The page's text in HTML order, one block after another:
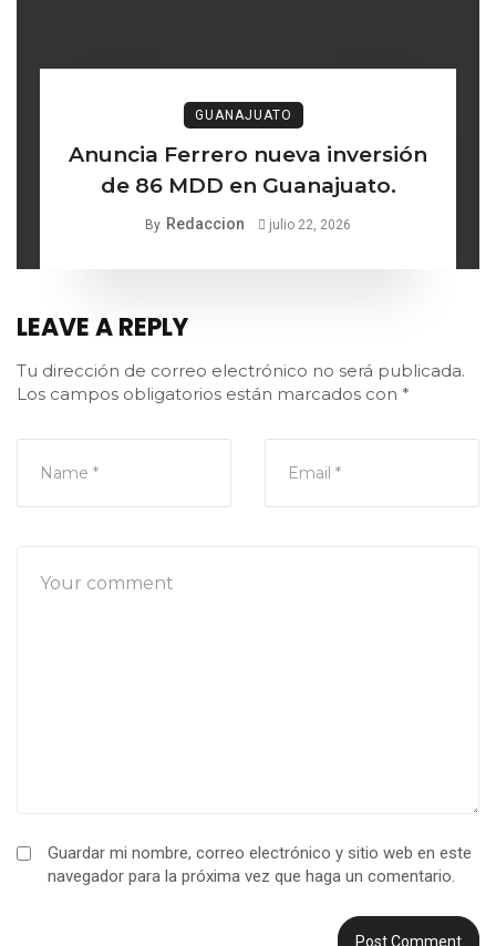
GUANAJUATO
Anuncia Ferrero nueva inversión
de 86 MDD en Guanajuato.
By Redaccion julio 22, 2026
LEAVE A REPLY
Tu dirección de correo electrónico no será publicada.
Los campos obligatorios están marcados con *
Guardar mi nombre, correo electrónico y sitio web en este
navegador para la próxima vez que haga un comentario.